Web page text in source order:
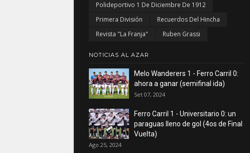
Polideportivo 1 De Diciembre De 1912
Primera División
Recuerdos Del Hincha
Revista "La Franja"
Ruben Grassi
NOTICIAS AL AZAR
Melo Wanderers 1 - Ferro Carril 0:
ahora a ganar (semifinal ida)
Set 07, 2024
Ferro Carril 1 - Universitario 0: un
paraguas lleno de gol (4os de Final
Vuelta)
Ago 25, 2024